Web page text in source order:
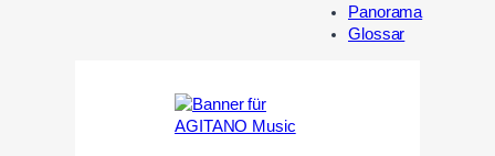
Panorama
Glossar